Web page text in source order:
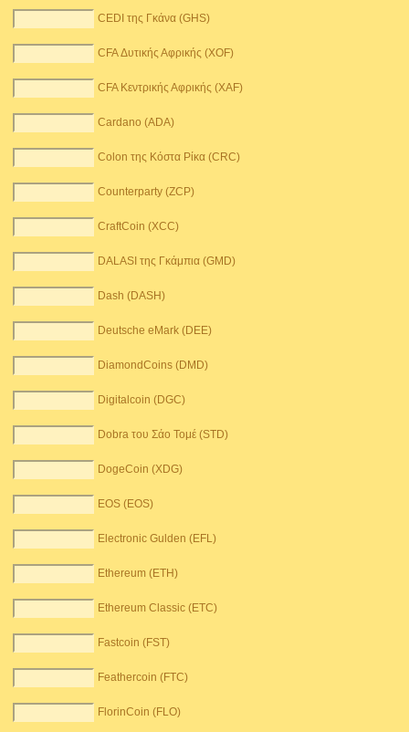
CEDI της Γκάνα (GHS)
CFA Δυτικής Αφρικής (XOF)
CFA Κεντρικής Αφρικής (XAF)
Cardano (ADA)
Colon της Κόστα Ρίκα (CRC)
Counterparty (ZCP)
CraftCoin (XCC)
DALASI της Γκάμπια (GMD)
Dash (DASH)
Deutsche eMark (DEE)
DiamondCoins (DMD)
Digitalcoin (DGC)
Dobra του Σάο Τομέ (STD)
DogeCoin (XDG)
EOS (EOS)
Electronic Gulden (EFL)
Ethereum (ETH)
Ethereum Classic (ETC)
Fastcoin (FST)
Feathercoin (FTC)
FlorinCoin (FLO)